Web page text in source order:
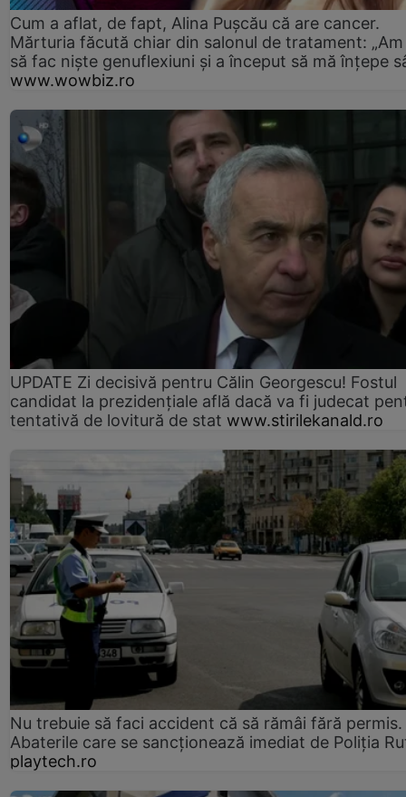
Cum a aflat, de fapt, Alina Pușcău că are cancer.
Mărturia făcută chiar din salonul de tratament:
să fac niște genuflexiuni și a început să mă înțepe
www.wowbiz.ro
UPDATE Zi decisivă pentru Călin Georgescu! Fostul
candidat la prezidențiale află dacă va fi judecat
tentativă de lovitură de stat www.stirilekanald.ro
Nu trebuie să faci accident că să rămâi fără permis.
Abaterile care se sancționează imediat de Poliţia
playtech.ro